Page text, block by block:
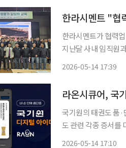
한라시멘트 "협
한라시멘트가 협력업체
지난달 사내 임직원
2026-05-14 17:39
국기원의 태권도 품
도 관련 각종 증서를
2026-05-14 17:10